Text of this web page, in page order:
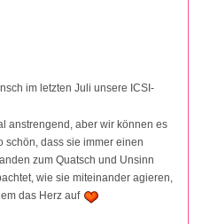
im letzten Juli unsere ICSI-
anstrengend, aber wir können es
schön, dass sie immer einen
zum Quatsch und Unsinn
wie sie miteinander agieren,
das Herz auf